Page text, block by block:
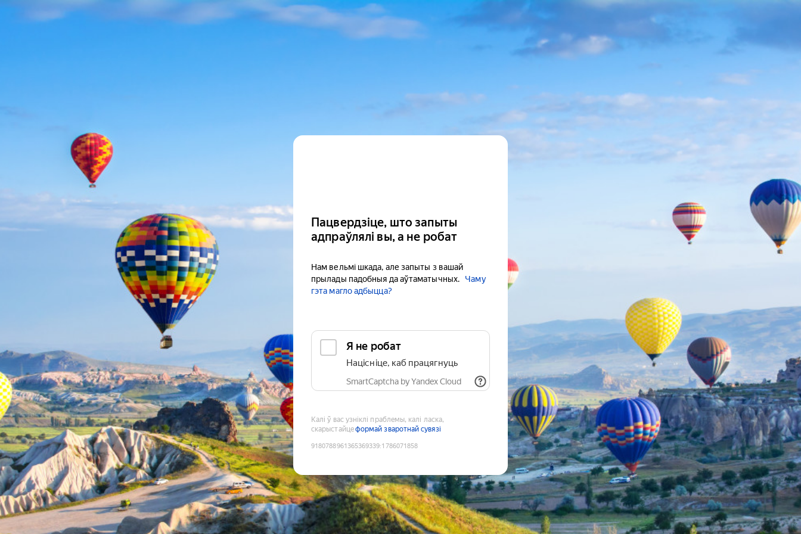
Пацвердзіце, што запыты
адпраўлялі вы, а не робат
Нам вельмі шкада, але запыты з вашай
прылады падобныя да аўтаматычных.
Чаму
гэта магло адбыцца?
Я не робат
Націсніце, каб працягнуць
SmartCaptcha by Yandex Cloud
Калі ў вас узніклі праблемы, калі ласка,
скарыстайцеформай зваротнай сувязі
9180788961365369339:1786071858